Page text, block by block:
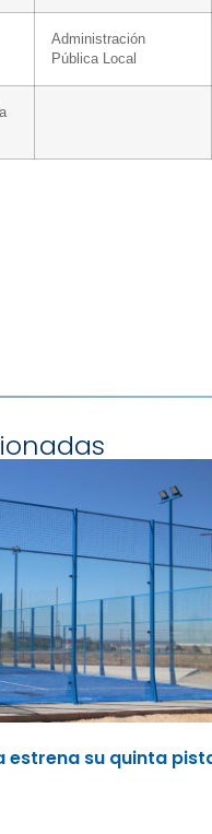
Administración
Pública Local
estrena su quinta